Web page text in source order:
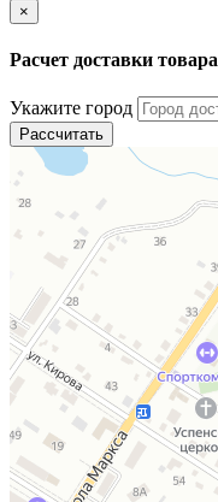
×
Расчет доставки товара
Укажите город
Рассчитать